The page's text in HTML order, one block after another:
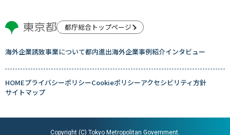
都庁総合トップページ
海外企業誘致事業について都内進出海外企業事例紹介インタビュー
HOMEプライバシーポリシーCookieポリシーアクセシビリティ方針
サイトマップ
Copyright (C) Tokyo Metropolitan Government.